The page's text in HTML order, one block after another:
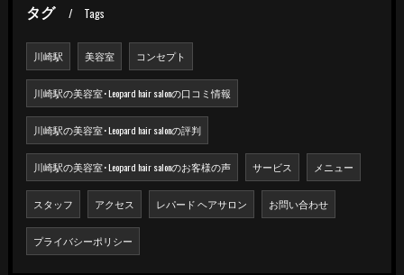
タグ Tags
川崎駅 美容室 コンセプト
川崎駅の美容室･Leopard hair salonの口コミ情報
川崎駅の美容室･Leopard hair salonの評判
川崎駅の美容室･Leopard hair salonのお客様の声 サービス メニュー
スタッフ アクセス レパード ヘアサロン お問い合わせ
プライバシーポリシー